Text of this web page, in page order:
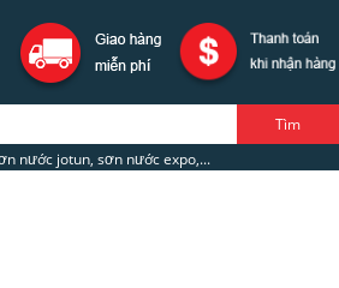
nước jotun, sơn nước expo,...